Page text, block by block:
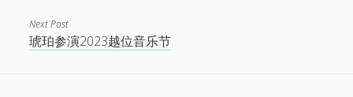
Next Post
琥珀参演2023越位音乐节